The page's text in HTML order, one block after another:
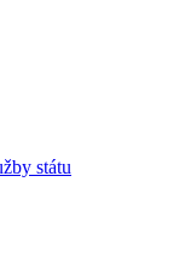
státu